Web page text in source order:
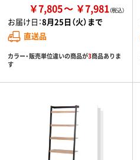
￥7,805 ￥7,981
お届け日：8月25日（火）まで
直送品
カラー・販売単位違いの商品が3商品ありま
す